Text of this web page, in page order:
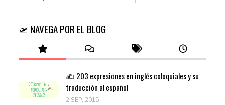
🛫 NAVEGA POR EL BLOG
✍️ 203 expresiones en inglés coloquiales y su
traducción al español
2 SEP, 2015